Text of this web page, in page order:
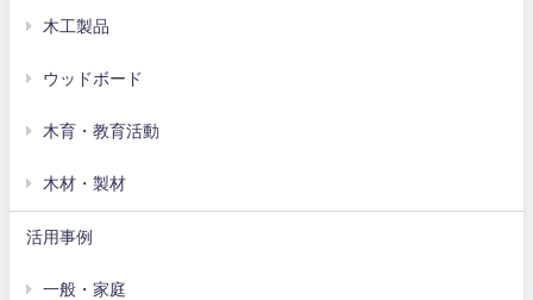
木工製品
ウッドボード
木育・教育活動
木材・製材
活用事例
一般・家庭